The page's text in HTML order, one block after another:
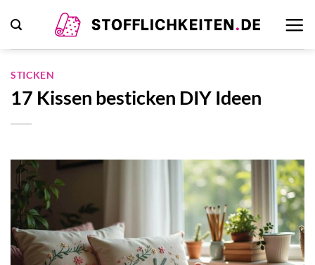
Inhalt
springen
STICKEN
17 Kissen besticken DIY Ideen